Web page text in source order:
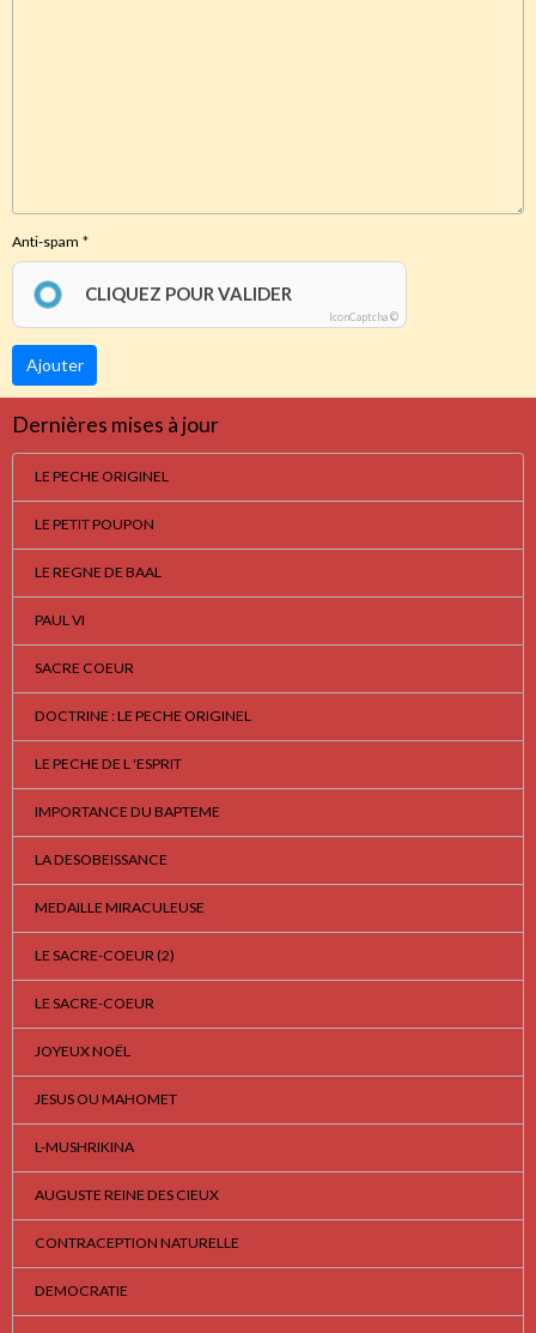
Anti-spam
CLIQUEZ POUR VALIDER
IconCaptcha ©
Ajouter
Dernières mises à jour
LE PECHE ORIGINEL
LE PETIT POUPON
LE REGNE DE BAAL
PAUL VI
SACRE COEUR
DOCTRINE : LE PECHE ORIGINEL
LE PECHE DE L 'ESPRIT
IMPORTANCE DU BAPTEME
LA DESOBEISSANCE
MEDAILLE MIRACULEUSE
LE SACRE-COEUR (2)
LE SACRE-COEUR
JOYEUX NOËL
JESUS OU MAHOMET
L-MUSHRIKINA
AUGUSTE REINE DES CIEUX
CONTRACEPTION NATURELLE
DEMOCRATIE